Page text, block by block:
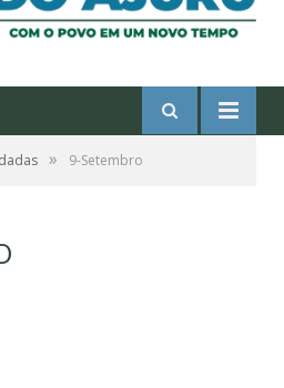
» 9-Setembro